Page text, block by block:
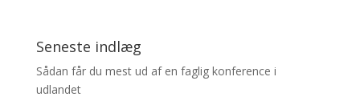
Seneste indlæg
Sådan får du mest ud af en faglig konference i
udlandet